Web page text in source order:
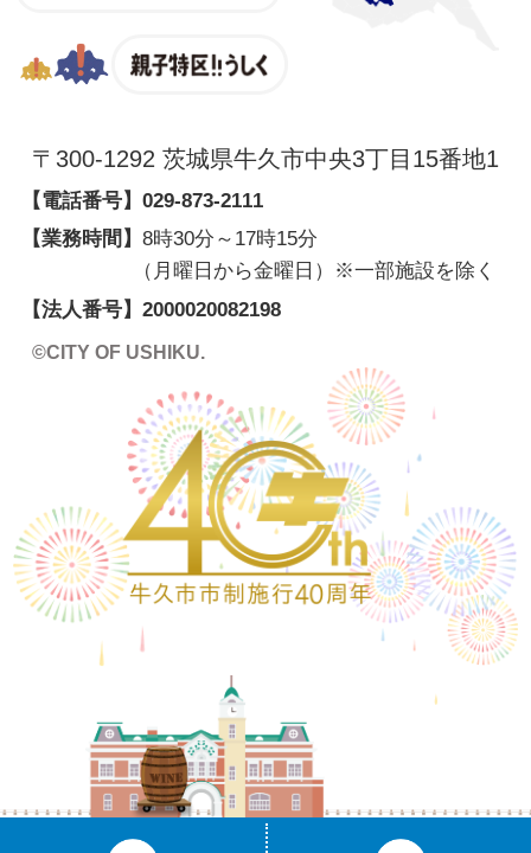
〒300-1292 茨城県牛久市中央3丁目15番地1
【電話番号】 029-873-2111
【業務時間】 8時30分～17時15分
（月曜日から金曜日）※一部施設を除く
【法人番号】 2000020082198
©CITY OF USHIKU.
ワイン樽